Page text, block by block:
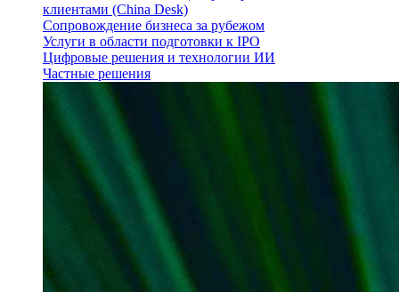
клиентами (China Desk)
Сопровождение бизнеса за рубежом
Услуги в области подготовки к IPO
Цифровые решения и технологии ИИ
Частные решения